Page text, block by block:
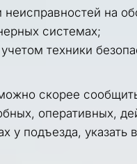
на
системах;
техники
скорее
оперативных,
у подъезда, указать